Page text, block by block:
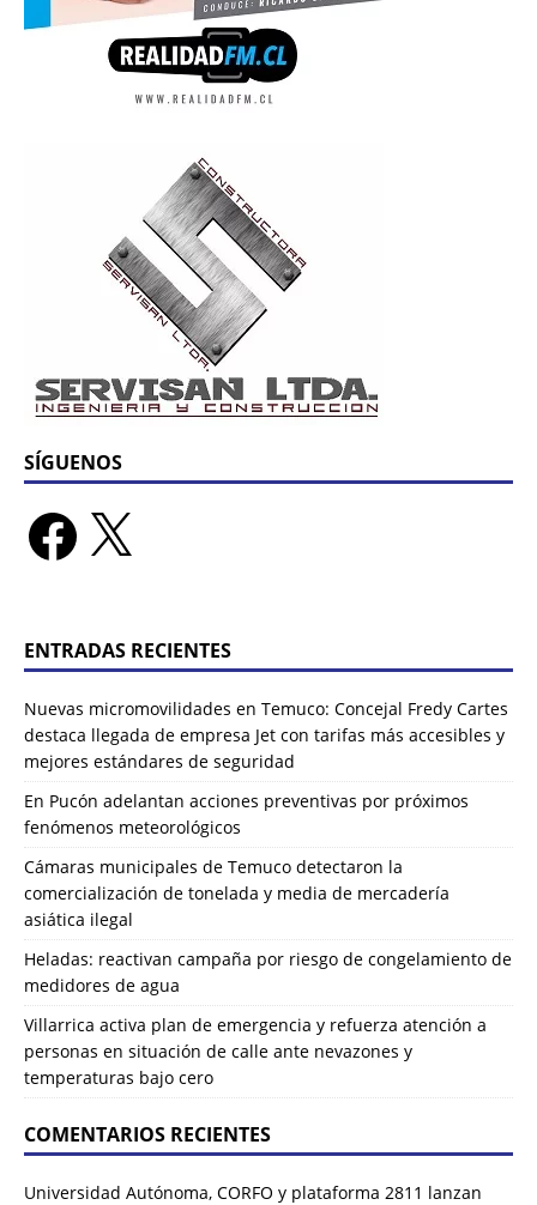
SÍGUENOS
ENTRADAS RECIENTES
Nuevas micromovilidades en Temuco: Concejal Fredy Cartes
destaca llegada de empresa Jet con tarifas más accesibles y
mejores estándares de seguridad
En Pucón adelantan acciones preventivas por próximos
fenómenos meteorológicos
Cámaras municipales de Temuco detectaron la
comercialización de tonelada y media de mercadería
asiática ilegal
Heladas: reactivan campaña por riesgo de congelamiento de
medidores de agua
Villarrica activa plan de emergencia y refuerza atención a
personas en situación de calle ante nevazones y
temperaturas bajo cero
COMENTARIOS RECIENTES
Universidad Autónoma, CORFO y plataforma 2811 lanzan